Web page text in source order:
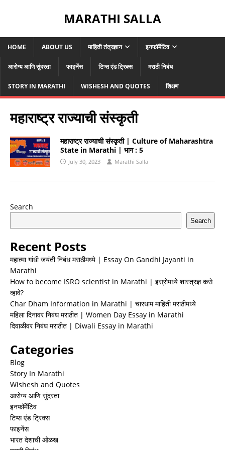
MARATHI SALLA
HOME ABOUT US माहिती तंत्रज्ञान इनफॉर्मेटिव
आरोग्य आणि सुंदरता फाइनेंस टिप्स एंड ट्रिक्स मराठी निबंध
STORY IN MARATHI WISHESH AND QUOTES शिक्षण
महाराष्ट्र राज्याची संस्कृती
महाराष्ट्र राज्याची संस्कृती | Culture of Maharashtra
State in Marathi | भाग : 5
July 30, 2023 Marathi Salla
Search
Search
Recent Posts
महात्मा गांधी जयंती निबंध मराठीमध्ये | Essay On Gandhi Jayanti in
Marathi
How to become ISRO scientist in Marathi | इस्रोमध्ये शास्त्रज्ञ कसे
व्हावे?
Char Dham Information in Marathi | चारधाम माहिती मराठीमध्ये
महिला दिनावर निबंध मराठीत | Women Day Essay in Marathi
दिवाळीवर निबंध मराठीत | Diwali Essay in Marathi
Categories
Blog
Story In Marathi
Wishesh and Quotes
आरोग्य आणि सुंदरता
इनफॉर्मेटिव
टिप्स एंड ट्रिक्स
फाइनेंस
भारत देशाची ओळख